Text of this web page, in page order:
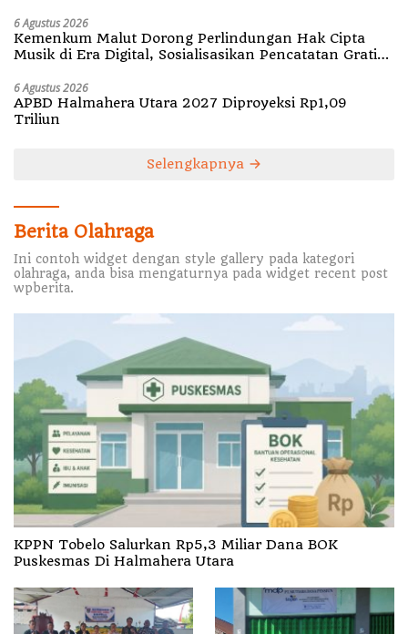
6 Agustus 2026
Kemenkum Malut Dorong Perlindungan Hak Cipta
Musik di Era Digital, Sosialisasikan Pencatatan Gratis
6 Agustus 2026
APBD Halmahera Utara 2027 Diproyeksi Rp1,09
Triliun
Selengkapnya
Berita Olahraga
Ini contoh widget dengan style gallery pada kategori
olahraga, anda bisa mengaturnya pada widget recent post
wpberita.
KPPN Tobelo Salurkan Rp5,3 Miliar Dana BOK
Puskesmas Di Halmahera Utara